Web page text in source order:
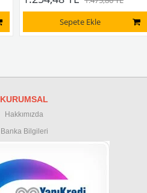
Sepete Ekle
KURUMSAL
Hakkımızda
Banka Bilgileri